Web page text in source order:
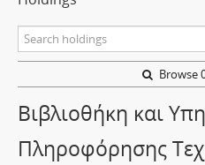
Browse
Βιβλιοθήκη και
Πληροφόρησης